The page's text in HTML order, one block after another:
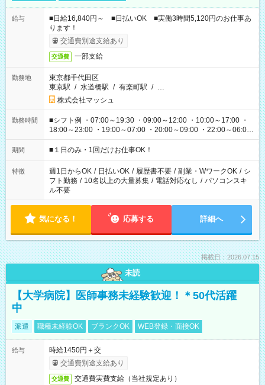
給与
■日給16,840円～ ■日払いOK ■実働3時間5,120円のお仕事あ
ります！
交通費別途支給あり
交通費 一部支給
勤務地
東京都千代田区
東京駅 / 水道橋駅 / 有楽町駅 / …
株式会社マッシュ
勤務時間
■シフト例 ・07:00～19:30 ・09:00～12:00 ・10:00～17:00 ・
18:00～23:00 ・19:00～07:00 ・20:00～09:00 ・22:00～06:00
etc ★最短で3時間で5,120円のお仕事から 15時間で2万円近く稼
げるお仕事も！ ご希望のお時間に合わせてご紹介！ ※シフトは
ください！
期間 ■１日のみ・1回だけお仕事OK！
特徴 週1日からOK / 日払いOK / 履歴書不要 / 副業・WワークOK / シ
フト勤務 / 10名以上の大量募集 / 電話対応なし / パソコンスキ
ル不要
気になる！ 応募する 詳細へ
掲載日：2026.07.15
未読
【大学病院】医師事務未経験歓迎！＊50代活躍
中
派遣 職種未経験OK ブランクOK WEB登録・面接OK
給与
時給1450円＋交
交通費別途支給あり
交通費 交通費実費支給（当社規定あり）